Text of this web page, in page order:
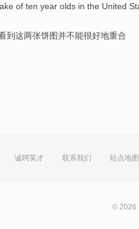
of ten year olds in the United
到这两张饼图并不能很好地重合
诚聘英才 联系我们 站点地图
© 2026